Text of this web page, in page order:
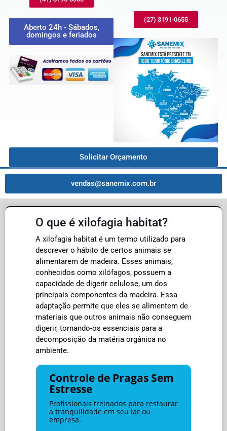
Aberto 24h - Sábados,
domingos e feriados
(27) 3191-0655
Solicitar Orçamento
vendas@sanemix.com.br
O que é xilofagia habitat?
A xilofagia habitat é um termo utilizado para
descrever o hábito de certos animais se
alimentarem de madeira. Esses animais,
conhecidos como xilófagos, possuem a
capacidade de digerir celulose, um dos
principais componentes da madeira. Essa
adaptação permite que eles se alimentem de
materiais que outros animais não conseguem
digerir, tornando-os essenciais para a
decomposição da matéria orgânica no
ambiente.
Controle de Pragas Sem
Estresse
Profissionais treinados para restaurar
a tranquilidade em seu lar ou
empresa.